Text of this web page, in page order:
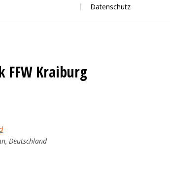
Datenschutz
FFW Kraiburg
Deutschland